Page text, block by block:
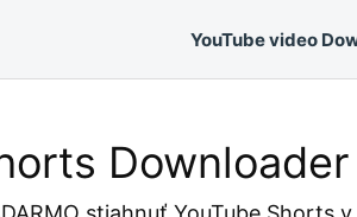
YouTube video
Downloader